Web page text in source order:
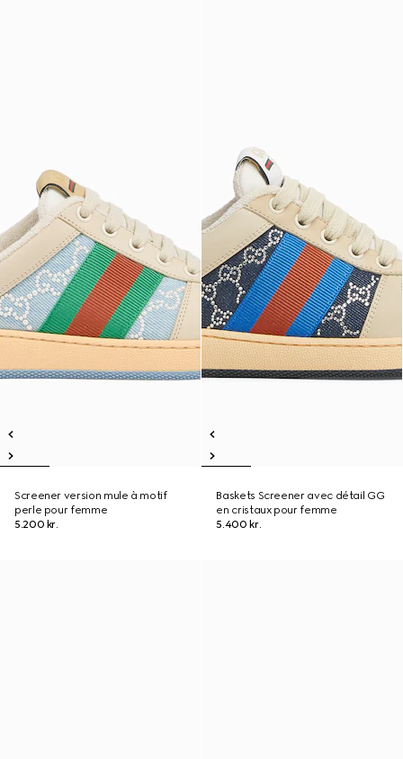
Screener version mule à motif
perle pour femme
5.200 kr.
Baskets Screener avec détail GG
en cristaux pour femme
5.400 kr.